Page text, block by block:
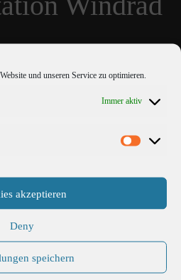
und unseren Service zu optimieren.
Immer aktiv
akzeptieren
Deny
speichernWindrad